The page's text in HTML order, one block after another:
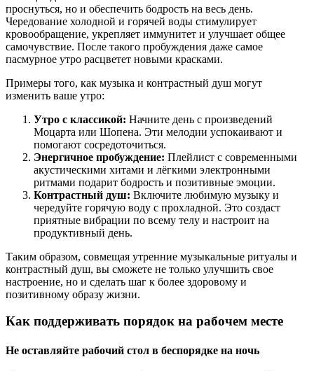
проснуться, но и обеспечить бодрость на весь день.
Чередование холодной и горячей воды стимулирует
кровообращение, укрепляет иммунитет и улучшает общее
самочувствие. После такого пробуждения даже самое
пасмурное утро расцветет новыми красками.
Примеры того, как музыка и контрастный душ могут
изменить ваше утро:
Утро с классикой: Начните день с произведений
Моцарта или Шопена. Эти мелодии успокаивают и
помогают сосредоточиться.
Энергичное пробуждение: Плейлист с современными
акустическими хитами и лёгкими электронными
ритмами подарит бодрость и позитивные эмоции.
Контрастный душ: Включите любимую музыку и
чередуйте горячую воду с прохладной. Это создаст
приятные вибрации по всему телу и настроит на
продуктивный день.
Таким образом, совмещая утренние музыкальные ритуалы и
контрастный душ, вы сможете не только улучшить свое
настроение, но и сделать шаг к более здоровому и
позитивному образу жизни.
Как поддерживать порядок на рабочем месте
Не оставляйте рабочий стол в беспорядке на ночь